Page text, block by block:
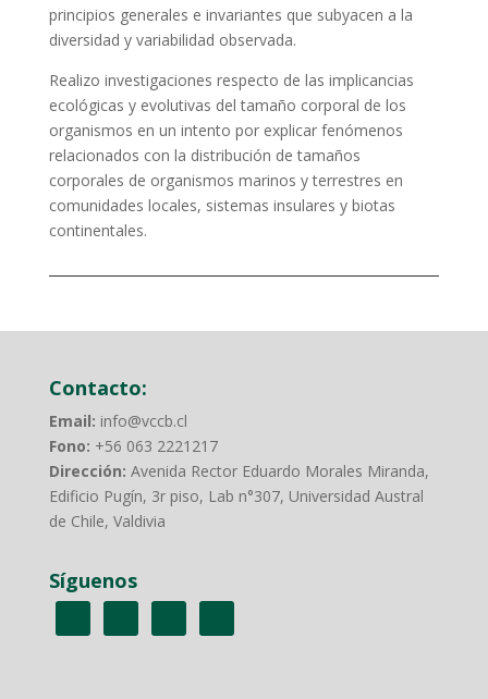
principios generales e invariantes que subyacen a la
diversidad y variabilidad observada.
Realizo investigaciones respecto de las implicancias
ecológicas y evolutivas del tamaño corporal de los
organismos en un intento por explicar fenómenos
relacionados con la distribución de tamaños
corporales de organismos marinos y terrestres en
comunidades locales, sistemas insulares y biotas
continentales.
Contacto:
Email: info@vccb.cl
Fono: +56 063 2221217
Dirección: Avenida Rector Eduardo Morales Miranda,
Edificio Pugín, 3r piso, Lab n°307, Universidad Austral
de Chile, Valdivia
Síguenos